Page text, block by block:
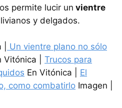
permite lucir un vientre
y delgados.
Un vientre plano no sólo
Vitónica | Trucos para
En Vitónica | El
como combatirlo Imagen |